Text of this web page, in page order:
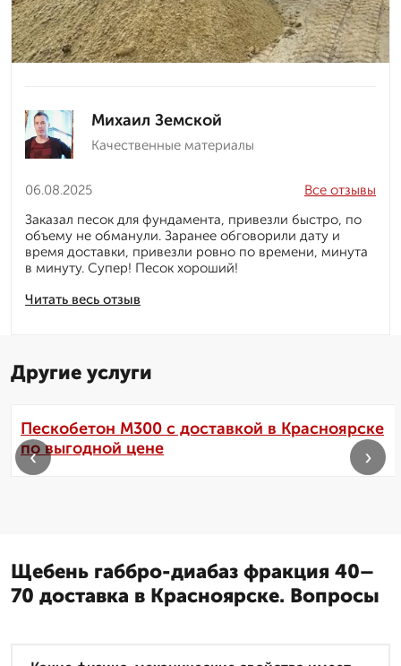
Михаил Земской
Качественные материалы
06.08.2025
Читать весь отзыв
Все отзывы
Заказал песок для фундамента, привезли быстро, по
объему не обманули. Заранее обговорили дату и
время доставки, привезли ровно по времени, минута
в минуту. Супер! Песок хороший!
Другие услуги
Пескобетон М300 с доставкой в Красноярске
по выгодной цене
‹ ›
Щебень габбро-диабаз фракция 40–
70 доставка в Красноярске. Вопросы